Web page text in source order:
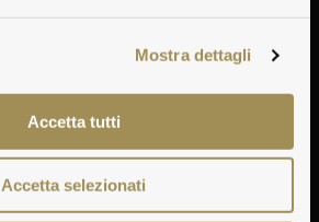
Mostra dettagli
Accetta tutti
Accetta selezionati